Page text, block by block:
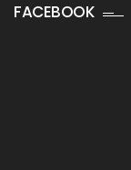
FACEBOOK